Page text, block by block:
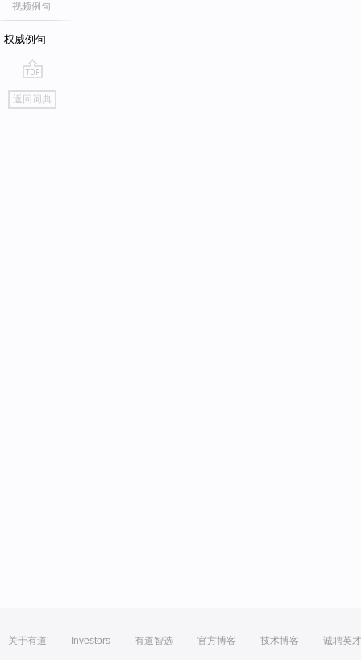
视频例句
权威例句
go
top
返回词典
关于有道 Investors 有道智选 官方博客 技术博客 诚聘英才